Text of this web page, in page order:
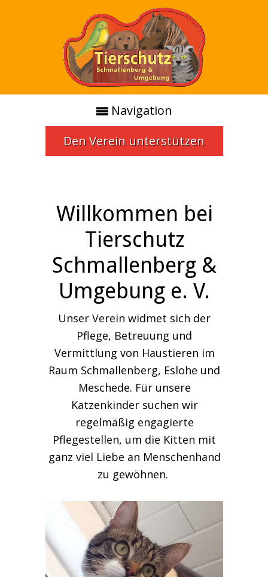
Navigation
Den Verein unterstützen
Willkommen bei
Tierschutz
Schmallenberg &
Umgebung e. V.
Unser Verein widmet sich der
Pflege, Betreuung und
Vermittlung von Haustieren im
Raum Schmallenberg, Eslohe und
Meschede. Für unsere
Katzenkinder suchen wir
regelmäßig engagierte
Pflegestellen, um die Kitten mit
ganz viel Liebe an Menschenhand
zu gewöhnen.